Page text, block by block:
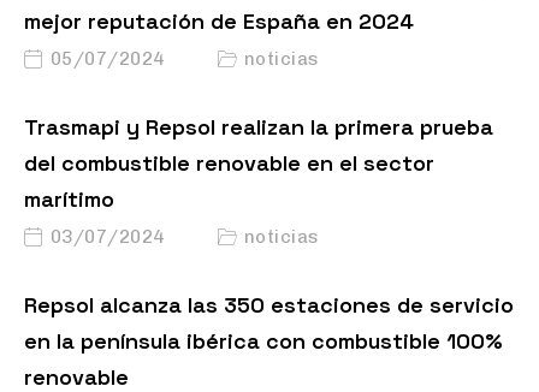
mejor reputación de España en 2024
05/07/2024 noticias
Trasmapi y Repsol realizan la primera prueba
del combustible renovable en el sector
marítimo
03/07/2024 noticias
Repsol alcanza las 350 estaciones de servicio
en la península ibérica con combustible 100%
renovable